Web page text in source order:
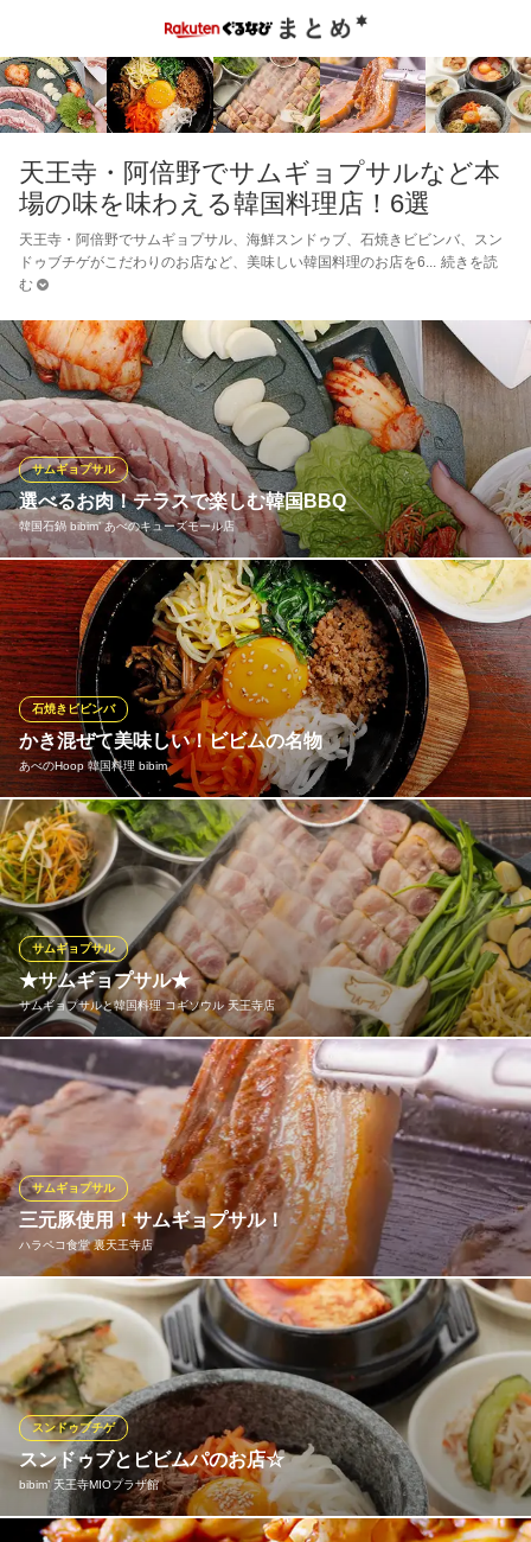
天王寺・阿倍野でサムギョプサルなど本
場の味を味わえる韓国料理店！6選
天王寺・阿倍野でサムギョプサル、海鮮スンドゥブ、石焼きビビンバ、スン
ドゥブチゲがこだわりのお店など、美味しい韓国料理のお店を6
続きを読
む
選べるお肉！テラスで楽しむ韓国BBQ
韓国石鍋 bibim’ あべのキューズモール店
サムギョプサル
開放的なテラスでサムギョプサルBBQを楽しみませんか？お好き
なお肉が1種選べる「サムギョプサルセット」と、2種選べる「サ
ムギョプサルコース」をご用意しました！コースではチヂミかフ
ライドチキンのお好きな1品もお選びいただけます！飲み放題やビ
ールを頼んで、ビアガーデンとしてもぜひお楽しみくださいま
せ！
韓国石鍋 bibim’ あべのキューズモール店
本格韓国料理食べ放題
ＪＲ天王寺駅南口 徒歩5分
大阪府大阪市阿倍野区阿倍野筋1-6-1 Q's MALL4F
かき混ぜて美味しい！ビビムの名物
あべのHoop 韓国料理 bibim
石焼きビビンバ
熱々の石鍋でご提供する当店の名物、石焼ビビムパ。「ビビム」
とは韓国語で「かき混ぜる」の意味で、この石焼ビビムパもその
名の通りよくかき混ぜて食べると…様々な食感のナムルとコチュ
ジャンベースの甘辛いタレが合わさって、得も言われぬ奥深い味
わいです。全5種のビビムパは、全てスープ付でご提供します♪
あべのHoop 韓国料理 bibim
本格韓国家庭料理
近鉄南大阪線大阪阿部野橋駅 徒歩1分
大阪府大阪市阿倍野区阿倍野筋1-2-30 あべのHoop B1
★サムギョプサル★
サムギョプサルと韓国料理 コギソウル 天王寺店
サムギョプサル
食べ放題じゃなくて色々な韓国料理をちょっとずつ食べたい方必
見！熟成 極厚サムギョプサル！チーズトッポギに加えてチヂミ
やキンパ等の韓国料理が盛りだくさん！（天王寺/居酒屋/個室/サ
ムギョプサル/スンドゥブ/チュクミ/貸切/チュクミサムギョプサ
ル）
サムギョプサルと韓国料理 コギソウル 天王寺店
本格極厚サムギョプサル
ＪＲ天王寺駅 徒歩1分
大阪府大阪市阿倍野区松崎町2-3-53 杉本ビル2F
三元豚使用！サムギョプサル！
ハラペコ食堂 裏天王寺店
サムギョプサル
まわりはカリカリで中はジューシーなハラペコ食堂の看板サムギ
ョプサル！野菜やキムチと合わせてスタンダードに楽しめま
す。・付属セット（白菜キムチ/サンチュ/ゴマの葉/もやしナムル/
チシャミソ） 1人前2,580円/2人前～
ハラペコ食堂 裏天王寺店
韓国料理店
大阪メトロ谷町線天王寺駅 徒歩1分
大阪府大阪市天王寺区堀越町14-7 秀光ビルヂング
スンドゥブとビビムパのお店☆
bibim’ 天王寺MIOプラザ館
スンドゥブチゲ